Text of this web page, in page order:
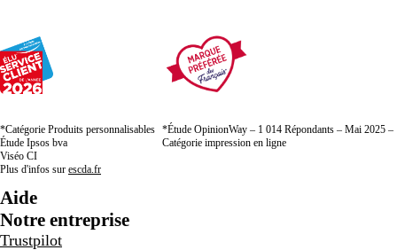
*Catégorie Produits personnalisables
Étude Ipsos bva
Viséo CI
Plus d'infos sur escda.fr
*Étude OpinionWay – 1 014 Répondants – Mai 2025 –
Catégorie impression en ligne
Aide
Notre entreprise
Trustpilot